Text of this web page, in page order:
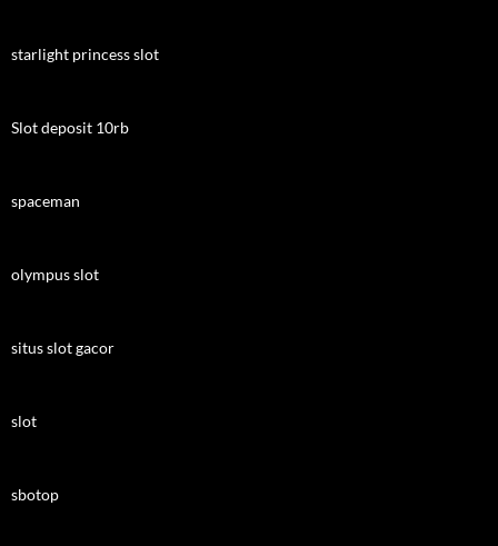
starlight princess slot
Slot deposit 10rb
spaceman
olympus slot
situs slot gacor
slot
sbotop